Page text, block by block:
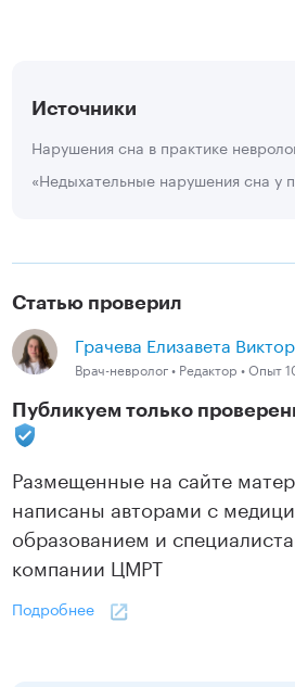
Источники
Статью проверил
Грачева Елизавета
Врач-невролог • Редактор • Опыт
Публикуем только
Размещенные на сайте
написаны авторами с
образованием и
компании ЦМРТ
Подробнее